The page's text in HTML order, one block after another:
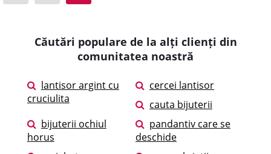
Căutări populare de la alți clienți din
comunitatea noastră
lantisor argint cu
cruciulita
cercei lantisor
cauta bijuterii
bijuterii ochiul
horus
pandantiv care se
deschide